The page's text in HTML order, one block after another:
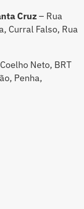
Cruz– Rua
Curral Falso, Rua
Neto, BRT
Penha,